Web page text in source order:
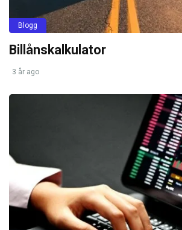
Blogg
Billånskalkulator
3 år ago